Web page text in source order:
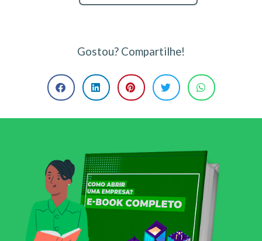
Gostou? Compartilhe!